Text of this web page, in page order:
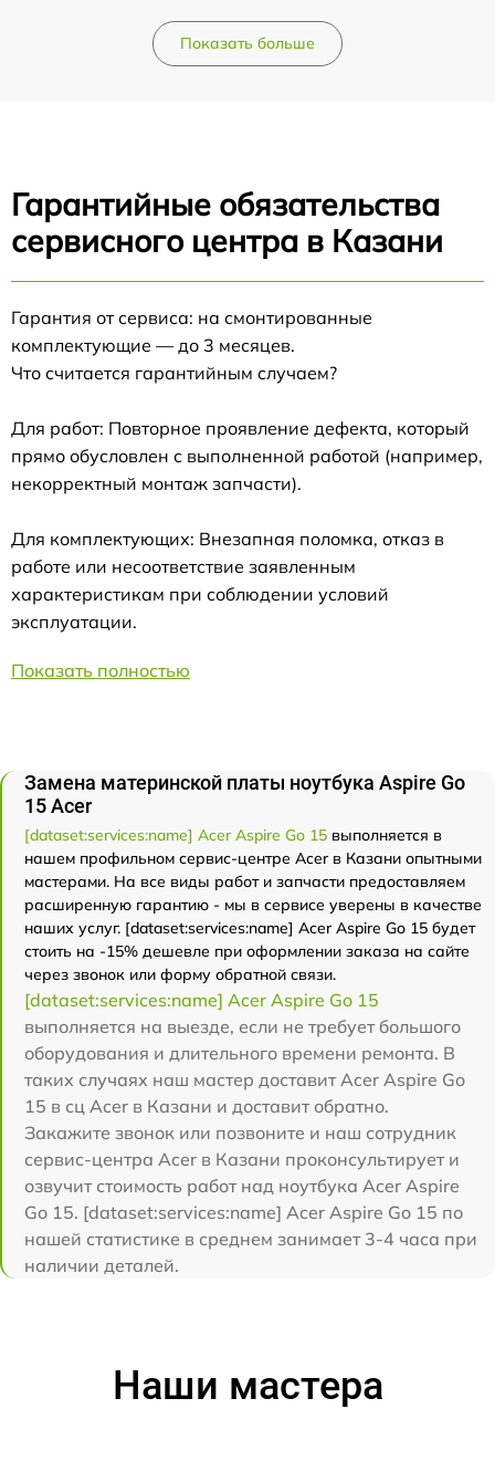
Показать больше
Гарантийные обязательства
сервисного центра в Казани
Гарантия от сервиса: на смонтированные
комплектующие — до 3 месяцев.
Что считается гарантийным случаем?
Для работ: Повторное проявление дефекта, который
прямо обусловлен с выполненной работой (например,
некорректный монтаж запчасти).
Для комплектующих: Внезапная поломка, отказ в
работе или несоответствие заявленным
характеристикам при соблюдении условий
эксплуатации.
Показать полностью
Замена материнской платы ноутбука Aspire Go
15 Acer
[dataset:services:name] Acer Aspire Go 15 выполняется в
нашем профильном сервис-центре Acer в Казани опытными
мастерами. На все виды работ и запчасти предоставляем
расширенную гарантию - мы в сервисе уверены в качестве
наших услуг. [dataset:services:name] Acer Aspire Go 15 будет
стоить на -15% дешевле при оформлении заказа на сайте
через звонок или форму обратной связи.
[dataset:services:name] Acer Aspire Go 15
выполняется на выезде, если не требует большого
оборудования и длительного времени ремонта. В
таких случаях наш мастер доставит Acer Aspire Go
15 в сц Acer в Казани и доставит обратно.
Закажите звонок или позвоните и наш сотрудник
сервис-центра Acer в Казани проконсультирует и
озвучит стоимость работ над ноутбука Acer Aspire
Go 15. [dataset:services:name] Acer Aspire Go 15 по
нашей статистике в среднем занимает 3-4 часа при
наличии деталей.
Наши мастера